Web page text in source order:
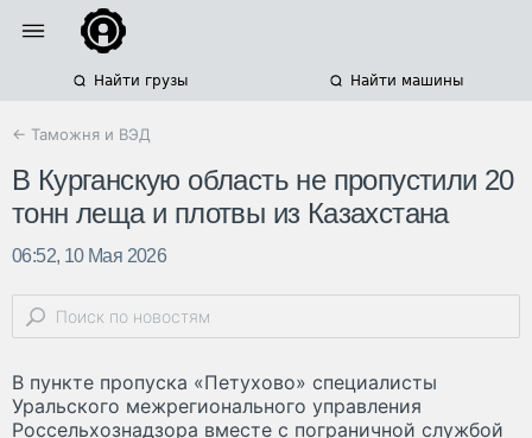
Найти грузы Найти машины
← Таможня и ВЭД
В Курганскую область не пропустили 20
тонн леща и плотвы из Казахстана
06:52, 10 Мая 2026
В пункте пропуска «Петухово» специалисты
Уральского межрегионального управления
Россельхознадзора вместе с пограничной службой